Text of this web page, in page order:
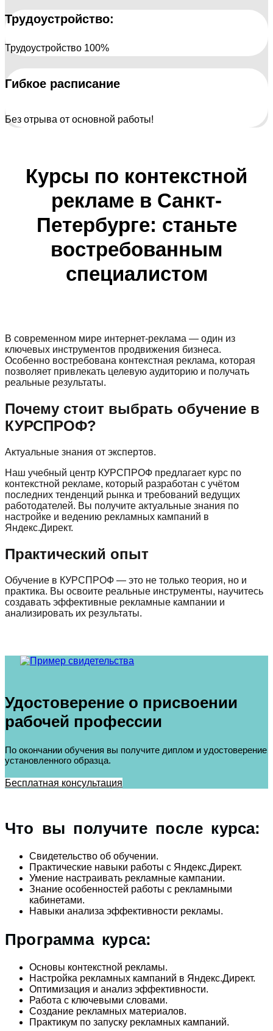
Трудоустройство:
Трудоустройство 100%
Гибкое расписание
Без отрыва от основной работы!
Курсы по контекстной
рекламе в Санкт-
Петербурге: станьте
востребованным
специалистом
В современном мире интернет-реклама — один из
ключевых инструментов продвижения бизнеса.
Особенно востребована контекстная реклама, которая
позволяет привлекать целевую аудиторию и получать
реальные результаты.
Почему стоит выбрать обучение в
КУРСПРОФ?
Актуальные знания от экспертов.
Наш учебный центр КУРСПРОФ предлагает курс по
контекстной рекламе, который разработан с учётом
последних тенденций рынка и требований ведущих
работодателей. Вы получите актуальные знания по
настройке и ведению рекламных кампаний в
Яндекс.Директ.
Практический опыт
Обучение в КУРСПРОФ — это не только теория, но и
практика. Вы освоите реальные инструменты, научитесь
создавать эффективные рекламные кампании и
анализировать их результаты.
Удостоверение о присвоении
рабочей профессии
По окончании обучения вы получите диплом и удостоверение
установленного образца.
Бесплатная консультация
Что вы получите после курса:
Свидетельство об обучении.
Практические навыки работы с Яндекс.Директ.
Умение настраивать рекламные кампании.
Знание особенностей работы с рекламными
кабинетами.
Навыки анализа эффективности рекламы.
Программа курса:
Основы контекстной рекламы.
Настройка рекламных кампаний в Яндекс.Директ.
Оптимизация и анализ эффективности.
Работа с ключевыми словами.
Создание рекламных материалов.
Практикум по запуску рекламных кампаний.